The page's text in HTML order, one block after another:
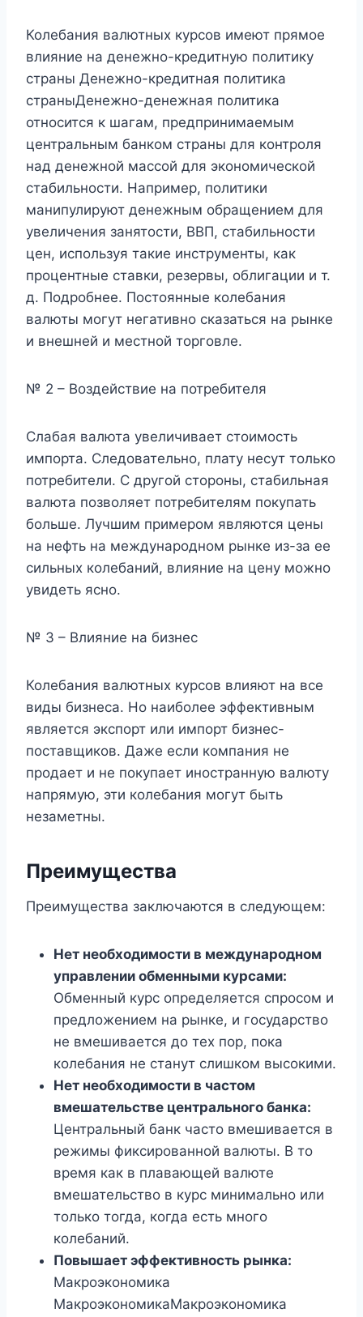
Колебания валютных курсов имеют прямое
влияние на денежно-кредитную политику
страны Денежно-кредитная политика
страныДенежно-денежная политика
относится к шагам, предпринимаемым
центральным банком страны для контроля
над денежной массой для экономической
стабильности. Например, политики
манипулируют денежным обращением для
увеличения занятости, ВВП, стабильности
цен, используя такие инструменты, как
процентные ставки, резервы, облигации и т.
д. Подробнее. Постоянные колебания
валюты могут негативно сказаться на рынке
и внешней и местной торговле.
№ 2 – Воздействие на потребителя
Слабая валюта увеличивает стоимость
импорта. Следовательно, плату несут только
потребители. С другой стороны, стабильная
валюта позволяет потребителям покупать
больше. Лучшим примером являются цены
на нефть на международном рынке из-за ее
сильных колебаний, влияние на цену можно
увидеть ясно.
№ 3 – Влияние на бизнес
Колебания валютных курсов влияют на все
виды бизнеса. Но наиболее эффективным
является экспорт или импорт бизнес-
поставщиков. Даже если компания не
продает и не покупает иностранную валюту
напрямую, эти колебания могут быть
незаметны.
Преимущества
Преимущества заключаются в следующем:
Нет необходимости в международном
управлении обменными курсами:
Обменный курс определяется спросом и
предложением на рынке, и государство
не вмешивается до тех пор, пока
колебания не станут слишком высокими.
Нет необходимости в частом
вмешательстве центрального банка:
Центральный банк часто вмешивается в
режимы фиксированной валюты. В то
время как в плавающей валюте
вмешательство в курс минимально или
только тогда, когда есть много
колебаний.
Повышает эффективность рынка:
Макроэкономика
МакроэкономикаМакроэкономика